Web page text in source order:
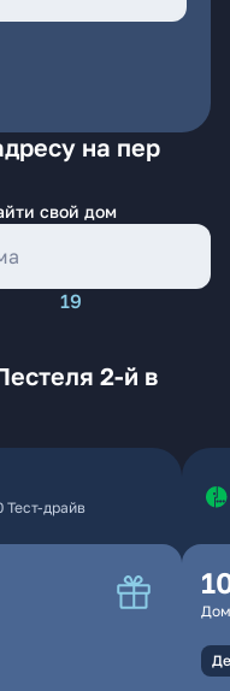
на пер
свой дом
19
2-й в
Тест-драйв